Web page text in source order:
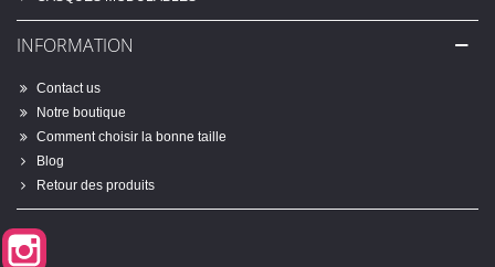
INFORMATION
Contact us
Notre boutique
Comment choisir la bonne taille
Blog
Retour des produits